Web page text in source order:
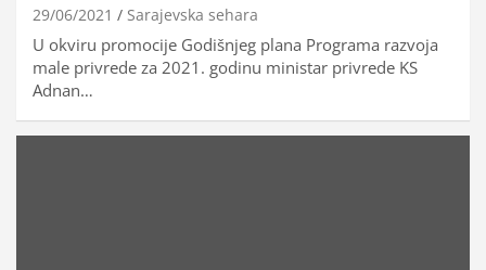
29/06/2021 Sarajevska sehara
U okviru promocije Godišnjeg plana Programa razvoja
male privrede za 2021. godinu ministar privrede KS
Adnan…